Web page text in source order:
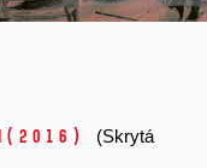
(2016)
(Skrytá